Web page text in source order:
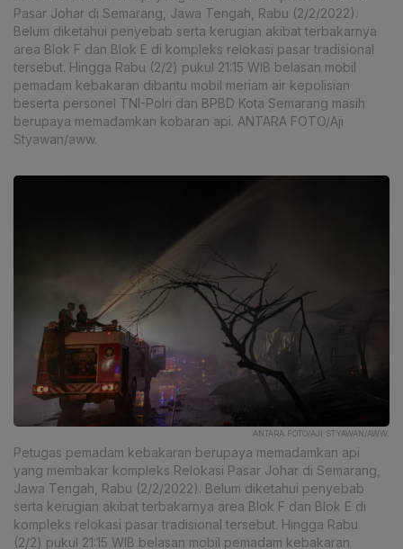
Pasar Johar di Semarang, Jawa Tengah, Rabu (2/2/2022).
Belum diketahui penyebab serta kerugian akibat terbakarnya
area Blok F dan Blok E di kompleks relokasi pasar tradisional
tersebut. Hingga Rabu (2/2) pukul 21:15 WIB belasan mobil
pemadam kebakaran dibantu mobil meriam air kepolisian
beserta personel TNI-Polri dan BPBD Kota Semarang masih
berupaya memadamkan kobaran api. ANTARA FOTO/Aji
Styawan/aww.
ANTARA FOTO/AJI STYAWAN/AWW.
Petugas pemadam kebakaran berupaya memadamkan api
yang membakar kompleks Relokasi Pasar Johar di Semarang,
Jawa Tengah, Rabu (2/2/2022). Belum diketahui penyebab
serta kerugian akibat terbakarnya area Blok F dan Blok E di
kompleks relokasi pasar tradisional tersebut. Hingga Rabu
(2/2) pukul 21:15 WIB belasan mobil pemadam kebakaran